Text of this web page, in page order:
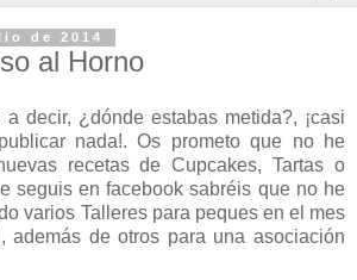
de 2014
al Horno
decir, ¿dónde estabas metida?, ¡casi
nada!. Os prometo que no he
recetas de Cupcakes, Tartas o
seguis en facebook sabréis que no he
varios Talleres para peques en el mes
además de otros para una asociación